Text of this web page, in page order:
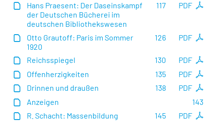
PDF
117
Hans Praesent: Der Daseinskampf
der Deutschen Bücherei im
deutschen Bibliothekswesen
PDF
126
Otto Grautoff: Paris im Sommer
1920
PDF
130
Reichsspiegel
PDF
135
Offenherzigkeiten
PDF
138
Drinnen und draußen
143
Anzeigen
PDF
145
R. Schacht: Massenbildung